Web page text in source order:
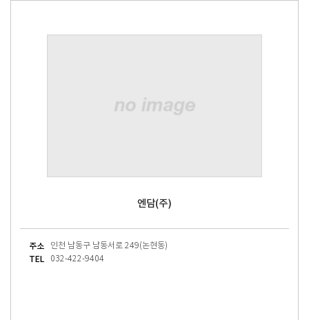
엔담(주)
주소 인천 남동구 남동서로 249(논현동)
TEL 032-422-9404